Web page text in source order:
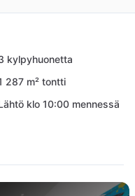
kylpyhuonetta
287 m² tontti
klo 10:00 mennessä